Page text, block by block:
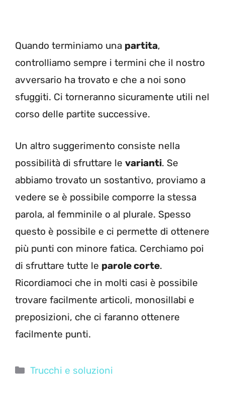
Quando terminiamo una partita,
controlliamo sempre i termini che il nostro
avversario ha trovato e che a noi sono
sfuggiti. Ci torneranno sicuramente utili nel
corso delle partite successive.
Un altro suggerimento consiste nella
possibilità di sfruttare le varianti. Se
abbiamo trovato un sostantivo, proviamo a
vedere se è possibile comporre la stessa
parola, al femminile o al plurale. Spesso
questo è possibile e ci permette di ottenere
più punti con minore fatica. Cerchiamo poi
di sfruttare tutte le parole corte.
Ricordiamoci che in molti casi è possibile
trovare facilmente articoli, monosillabi e
preposizioni, che ci faranno ottenere
facilmente punti.
Categorie
Trucchi e soluzioni